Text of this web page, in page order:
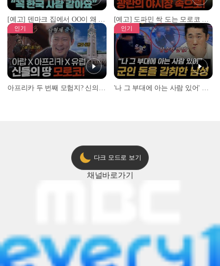
[예고] 덴마크 집에서 OO이 왜 나와...? 이상할 정도로 한국을 사랑하는 우리 형을 제보합니다! [예고] 도파민 싹 도는 모로코 야시장 투어!
인기 인기
다크 모드로 보기
채널바로가기